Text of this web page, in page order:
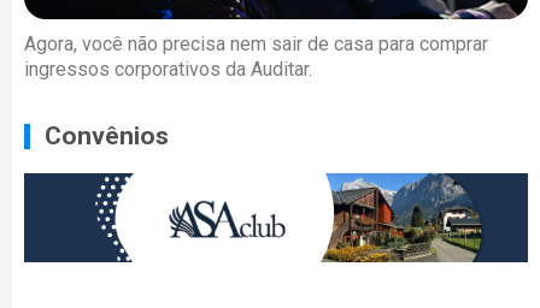
Agora, você não precisa nem sair de casa para comprar
ingressos corporativos da Auditar.
Convênios